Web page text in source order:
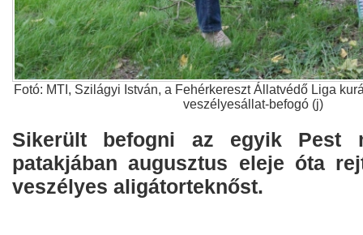
Fotó: MTI, Szilágyi István, a Fehérkereszt Állatvédő Liga
veszélyesállat-befogó (j)
Sikerült befogni az egyik Pest
patakjában augusztus eleje óta
veszélyes aligátorteknőst.